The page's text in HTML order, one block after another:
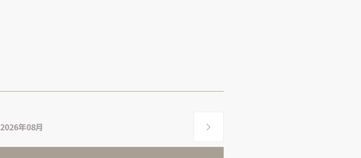
2026年08月